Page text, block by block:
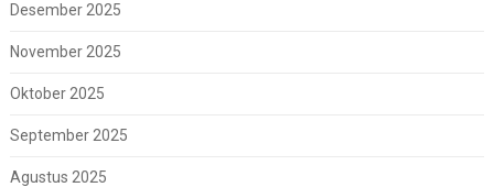
Desember 2025
November 2025
Oktober 2025
September 2025
Agustus 2025